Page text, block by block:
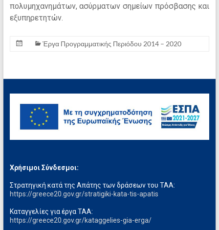
πολυμηχανημάτων, ασύρματων σημείων πρόσβασης και
εξυπηρετητών.
Έργα Προγραμματικής Περιόδου 2014 – 2020
Χρήσιμοι Σύνδεσμοι:
Στρατηγική κατά της Απάτης των δράσεων του ΤΑΑ:
https://greece20.gov.gr/stratigiki-kata-tis-apatis
Καταγγελίες για έργα ΤΑΑ:
https://greece20.gov.gr/kataggelies-gia-erga/